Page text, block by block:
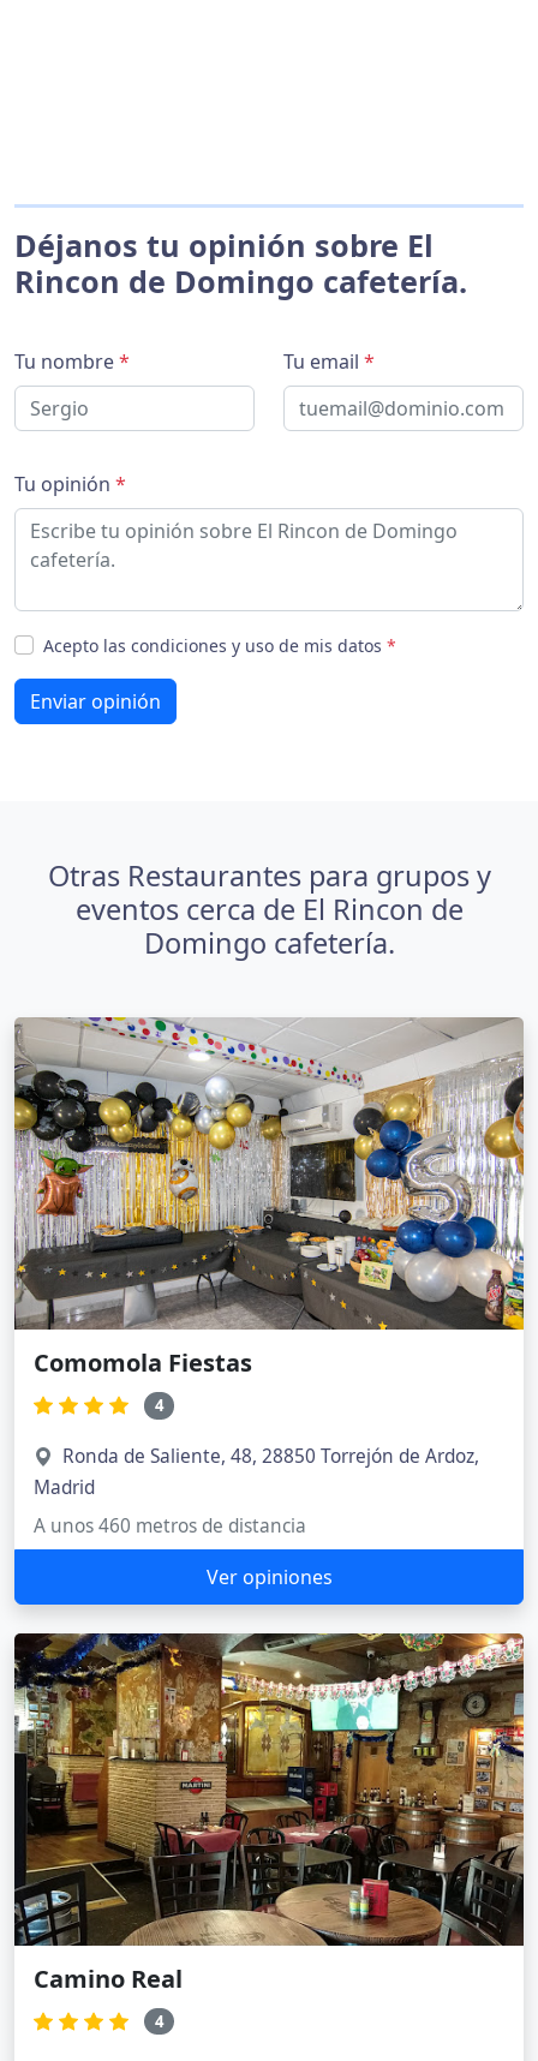
Déjanos tu opinión sobre El
Rincon de Domingo cafetería.
Tu nombre* Tu email *
Tu opinión *
Acepto las condiciones y uso de mis datos *
Enviar opinión
Otras Restaurantes para grupos y
eventos cerca de El Rincon de
Domingo cafetería.
Comomola Fiestas
4
Ronda de Saliente, 48, 28850 Torrejón de Ardoz,
Madrid
A unos 460 metros de distancia
Ver opiniones
Camino Real
4